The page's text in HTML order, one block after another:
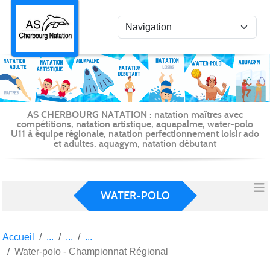
AS CHERBOURG NATATION : natation maîtres avec
compétitions, natation artistique, aquapalme, water-polo
U11 à équipe régionale, natation perfectionnement loisir ado
et adultes, aquagym, natation débutant
WATER-POLO
Accueil
Water-polo - Championnat Régional
Panneau de gestion des cookies